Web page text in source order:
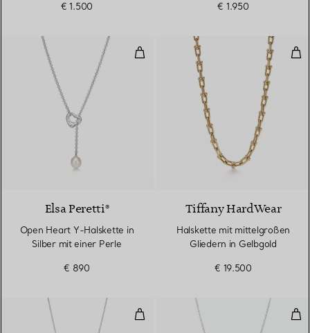
€ 1.500 € 1.950
Open Heart Y-Halskette in
Elsa Peretti®
Open Heart Y-Halskette in
Silber mit einer Perle
€ 890
Tiffany HardWear
Halskette mit mittelgroßen
Gliedern in Gelbgold
€ 19.500
Mini-Herzanhänger in